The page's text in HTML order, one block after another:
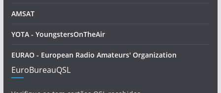
AMSAT
YOTA - YoungstersOnTheAir
EURAO - European Radio Amateurs' Organization
EuroBureauQSL